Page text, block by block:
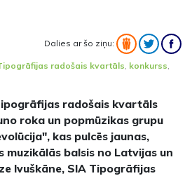
Dalies ar šo ziņu:
radošais kvartāls konkurss
radošais kvartāls
roka un popmūzikas grupu
kas pulcēs jaunas,
muzikālās balsis no Latvijas un
Ivuškāne, SIA Tipogrāfijas